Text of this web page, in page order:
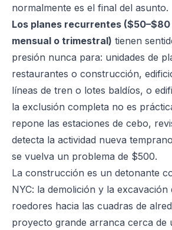
normalmente es el final del asunto.
Los planes recurrentes
mensual o trimestral) tienen
presión nunca para: unidades de
restaurantes o construcción,
líneas de tren o lotes baldíos, o
la exclusión completa no es
repone las estaciones de cebo,
detecta la actividad nueva
se vuelva un problema de $500.
La construcción es un detonante
NYC: la demolición y la excavación
roedores hacia las cuadras de
proyecto grande arranca cerca de